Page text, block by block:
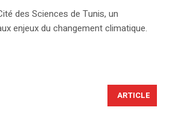
des Sciences de Tunis, un
enjeux du changement climatique.
ARTICLE